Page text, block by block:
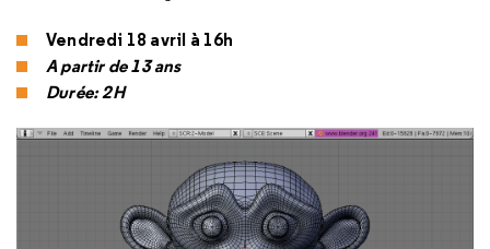
Vendredi 18 avril à 16h
A partir de 13 ans
Durée: 2H